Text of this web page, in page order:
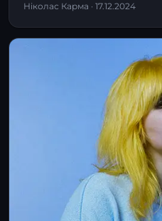
Ніколас Карма · 17.12.2024